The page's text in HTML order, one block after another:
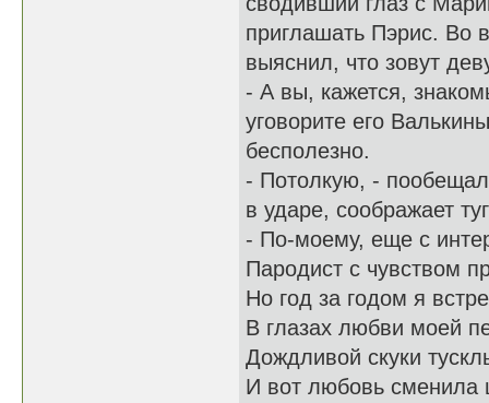
приглашать Пэрис. Во
выяснил, что зовут
- А вы, кажется,
уговорите его
бесполезно.
- Потолкую, - пообещал
в ударе, соображает
- По-моему, еще с
Пародист с чувством
Но год за годом я
В глазах любви моей
Дождливой скуки
И вот любовь сменила